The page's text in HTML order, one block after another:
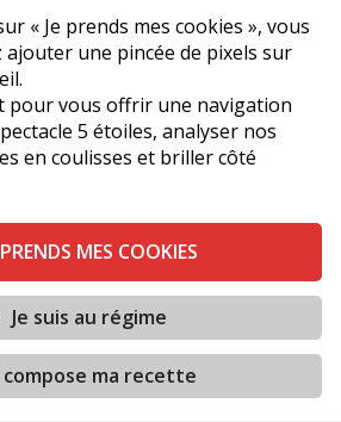
« Je prends mes cookies », vous
ajouter une pincée de pixels sur
pour vous offrir une navigation
5 étoiles, analyser nos
en coulisses et briller côté
PRENDS MES COOKIES
Je suis au régime
compose ma recette
Balavoine Ma Bataille